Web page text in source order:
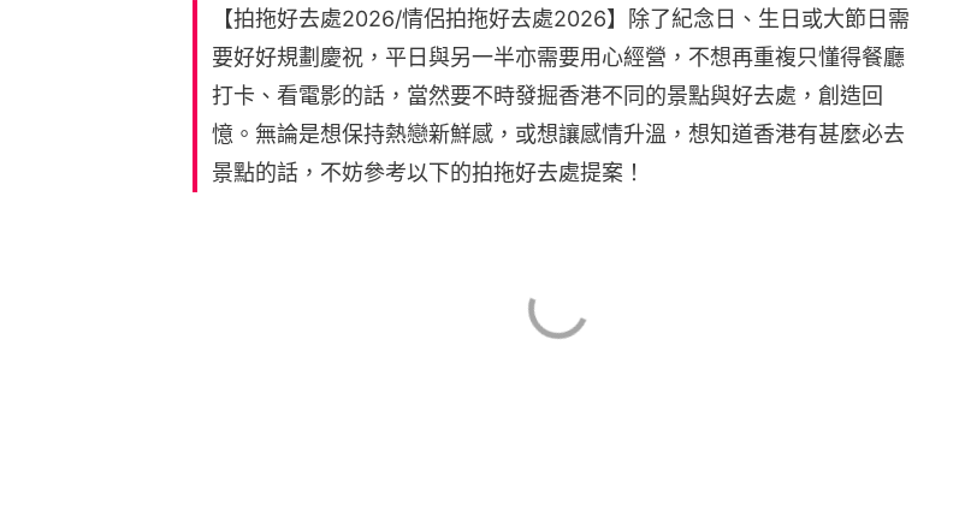
【拍拖好去處2026/情侶拍拖好去處2026】除了紀念日、生日或大節日需
要好好規劃慶祝，平日與另一半亦需要用心經營，不想再重複只懂得餐廳
打卡、看電影的話，當然要不時發掘香港不同的景點與好去處，創造回
憶。無論是想保持熱戀新鮮感，或想讓感情升溫，想知道香港有甚麼必去
景點的話，不妨參考以下的拍拖好去處提案！